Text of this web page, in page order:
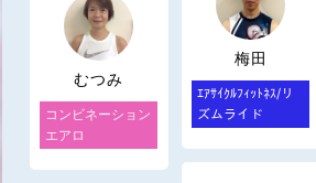
むつみ
コンビネーション
エアロ
梅田
ｴｱｻｲｸﾙﾌｨｯﾄﾈｽ/リ
ズムライド